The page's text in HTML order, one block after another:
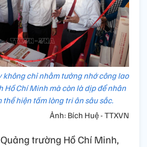
không chỉ nhằm tưởng nhớ công lao
Hồ Chí Minh mà còn là dịp để nhân
thể hiện tấm lòng tri ân sâu sắc.
Ảnh: Bích Huệ - TTXVN
trường Hồ Chí Minh,